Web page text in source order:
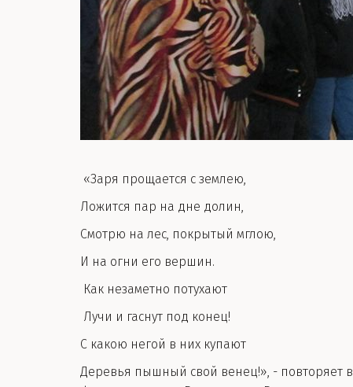
«Заря прощается с землею,
Ложится пар на дне долин,
Смотрю на лес, покрытый мглою,
И на огни его вершин.
Как незаметно потухают
Лучи и гаснут под конец!
С какою негой в них купают
Деревья пышный свой венец!», - повторяет